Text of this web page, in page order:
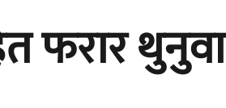
फरार थुनुवा